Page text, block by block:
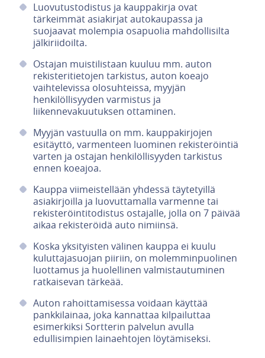
Luovutustodistus ja kauppakirja ovat
tärkeimmät asiakirjat autokaupassa ja
suojaavat molempia osapuolia mahdollisilta
jälkiriidoilta.
Ostajan muistilistaan kuuluu mm. auton
rekisteritietojen tarkistus, auton koeajo
vaihtelevissa olosuhteissa, myyjän
henkilöllisyyden varmistus ja
liikennevakuutuksen ottaminen.
Myyjän vastuulla on mm. kauppakirjojen
esitäyttö, varmenteen luominen rekisteröintiä
varten ja ostajan henkilöllisyyden tarkistus
ennen koeajoa.
Kauppa viimeistellään yhdessä täytetyillä
asiakirjoilla ja luovuttamalla varmenne tai
rekisteröintitodistus ostajalle, jolla on 7 päivää
aikaa rekisteröidä auto nimiinsä.
Koska yksityisten välinen kauppa ei kuulu
kuluttajasuojan piiriin, on molemminpuolinen
luottamus ja huolellinen valmistautuminen
ratkaisevan tärkeää.
Auton rahoittamisessa voidaan käyttää
pankkilainaa, joka kannattaa kilpailuttaa
esimerkiksi Sortterin palvelun avulla
edullisimpien lainaehtojen löytämiseksi.